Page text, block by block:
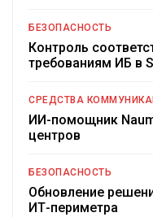
БЕЗОПАСНОСТЬ
Контроль
требованиям ИБ в
СРЕДСТВА
ИИ-помощник
центров
БЕЗОПАСНОСТЬ
Обновление
ИТ-периметра